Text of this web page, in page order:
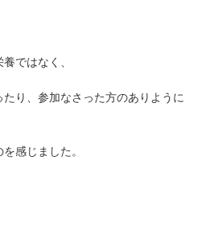
ではなく、
り、参加なさった方のありように
感じました。